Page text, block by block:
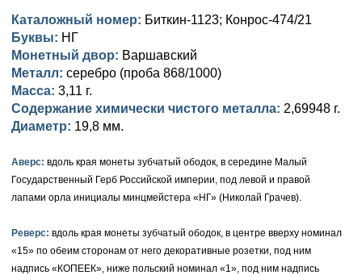
Германская оккупация
Для Финляндии
Памятные и донативные
Медь
Для Финляндии
Памятные и донативные
Серебро
Медь
Для Финляндии
Памятные и донативные
Платина, золото
Серебро
Медь
Для Грузии
Русско-Польские
Для Польши
Памятные и донативные
Александр I (1801-1825)
Золото
Серебро
Медь
Для Грузии
Для Польши
Павел I (1796-1801)
Золото
Серебро
Медь
Екатерина II (1762-1796)
Золото
Серебро
Медь
Сибирские монеты
Для Молдавии и Валахии
Петр III (1762)
Елизавета I (1741-1762)
Золото
Серебро
Медь
Иоанн Антонович (1740-1741)
Анна Иоанновна (1730-1740)
Каталожный номер: Биткин-1123; Конрос-474/21
Буквы: НГ
Монетный двор: Варшавский
Металл: серебро (проба 868/1000)
Масса: 3,11 г.
Содержание химически чистого металла: 2,69948 г.
Диаметр: 19,8 мм.
Аверс: вдоль края монеты зубчатый ободок, в середине Малый
Государственный Герб Российской империи, под левой и правой
лапами орла инициалы минцмейстера «НГ» (Николай Грачев).
Реверс: вдоль края монеты зубчатый ободок, в центре вверху номинал
«15» по обеим сторонам от него декоративные розетки, под ним
надпись «КОПЕЕК», ниже польский номинал «1», под ним надпись